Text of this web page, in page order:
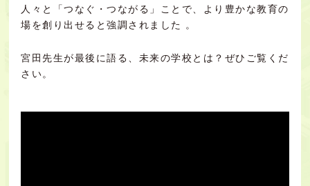
人々と「つなぐ・つながる」ことで、より豊かな教育の
場を創り出せると強調されました 。
宮田先生が最後に語る、未来の学校とは？ぜひご覧くだ
さい。